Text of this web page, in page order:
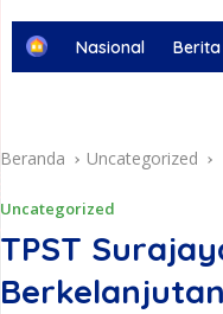
H
Nasional Berita
Beranda Uncategorized
Uncategorized
TPST
Berkelanjutan